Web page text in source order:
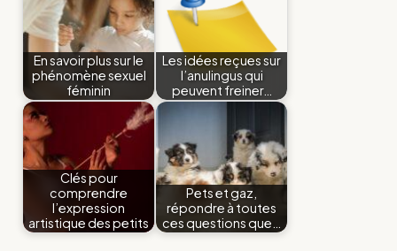
En savoir plus sur le
phénomène sexuel
féminin
Les idées reçues sur
l’anulingus qui
peuvent freiner…
Clés pour
comprendre
l’expression
artistique des petits
Pets et gaz,
répondre à toutes
ces questions que…